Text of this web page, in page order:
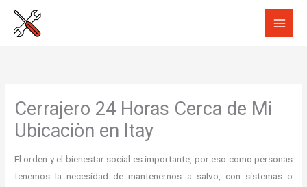
Cerrajero 24 Horas Cerca de Mi
Ubicaciòn en Itay
El orden y el bienestar social es importante, por eso como personas
tenemos la necesidad de mantenernos a salvo, con sistemas o